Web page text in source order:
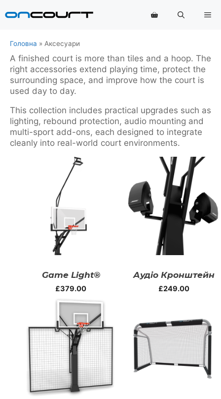
до
Головна » Аксесуари
A finished court is more than tiles and a hoop. The
right accessories extend playing time, protect the
surrounding space, and improve how the court is
used day to day.
This collection includes practical upgrades such as
lighting, rebound protection, audio mounting and
multi-sport add-ons, each designed to integrate
cleanly into real-world court environments.
Game Light®
£379.00
Аудіо Кронштейн
£249.00